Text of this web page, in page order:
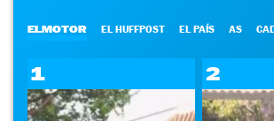
ELMOTOR EL HUFFPOST EL PAÍS AS
1 2